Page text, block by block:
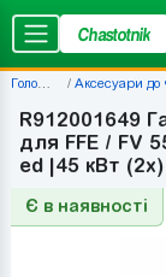
Chastotnik
Головна Аксесуари до
R912001649
для FFE / FV
ed |45 кВт (2x)
Є в наявності